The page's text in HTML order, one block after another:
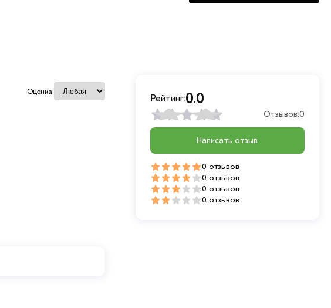
Оценка:
Рейтинг:0.0
Отзывов:0
Написать отзыв
0 отзывов
0 отзывов
0 отзывов
0 отзывов